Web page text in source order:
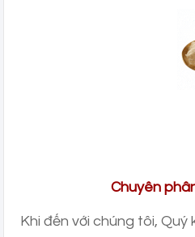
Chuyên
Khi đến với chúng tôi,